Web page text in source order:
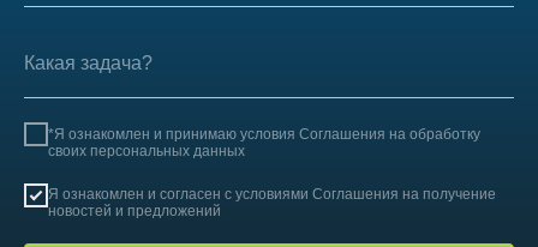
*Я ознакомлен и принимаю условия Соглашения на обработку
своих персональных данных
Я ознакомлен и согласен с условиями Соглашения на получение
новостей и предложений